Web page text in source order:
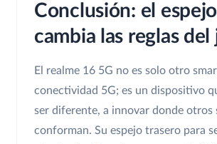
Conclusión: el
cambia las reglas del
El realme 16 5G no es solo otro
conectividad 5G; es un dispositivo
ser diferente, a innovar donde otros
conforman. Su espejo trasero para